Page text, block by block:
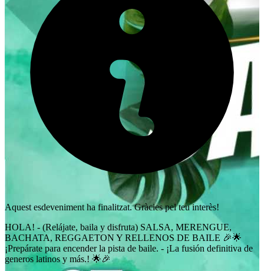
Aquest esdeveniment ha finalitzat. Gràcies pel teu interès!
HOLA! - (Relájate, baila y disfruta) SALSA, MERENGUE,
BACHATA, REGGAETON Y RELLENOS DE BAILE 🎉🌟
¡Prepárate para encender la pista de baile. - ¡La fusión definitiva de
generos latinos y más.! 🌟🎉